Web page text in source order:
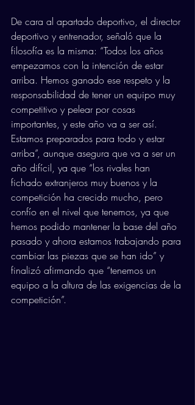
De cara al apartado deportivo, el director
deportivo y entrenador, señaló que la
filosofía es la misma: “Todos los años
empezamos con la intención de estar
arriba. Hemos ganado ese respeto y la
responsabilidad de tener un equipo muy
competitivo y pelear por cosas
importantes, y este año va a ser así.
Estamos preparados para todo y estar
arriba”, aunque asegura que va a ser un
año difícil, ya que “los rivales han
fichado extranjeros muy buenos y la
competición ha crecido mucho, pero
confío en el nivel que tenemos, ya que
hemos podido mantener la base del año
pasado y ahora estamos trabajando para
cambiar las piezas que se han ido” y
finalizó afirmando que “tenemos un
equipo a la altura de las exigencias de la
competición”.